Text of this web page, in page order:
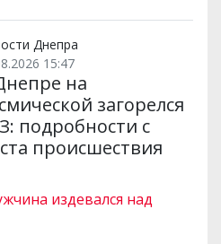
Днепра
15:47
на
загорелся
подробности с
происшествия
издевался над